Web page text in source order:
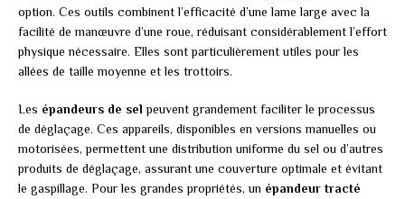
option. Ces outils combinent l’efficacité d’une lame large avec la
facilité de manœuvre d’une roue, réduisant considérablement l’effort
physique nécessaire. Elles sont particulièrement utiles pour les
allées de taille moyenne et les trottoirs.
Les épandeurs de sel peuvent grandement faciliter le processus
de déglaçage. Ces appareils, disponibles en versions manuelles ou
motorisées, permettent une distribution uniforme du sel ou d’autres
produits de déglaçage, assurant une couverture optimale et évitant
le gaspillage. Pour les grandes propriétés, un épandeur tracté